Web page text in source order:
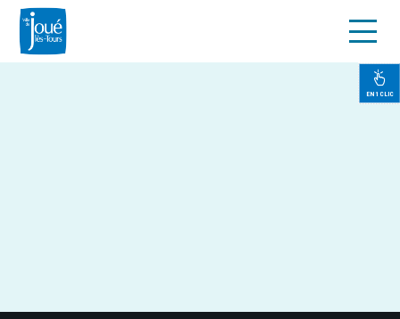
EN 1 CLIC